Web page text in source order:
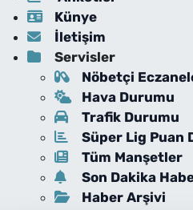
Künye
İletişim
Servisler
Nöbetçi
Hava Durumu
Trafik Durumu
Süper Lig Puan
Tüm Manşetler
Son Dakika
Haber Arşivi